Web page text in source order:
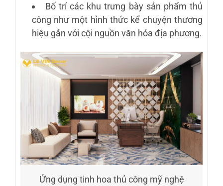
Bố trí các khu trưng bày sản phẩm thủ
công như một hình thức kể chuyện thương
hiệu gắn với cội nguồn văn hóa địa phương.
Ứng dụng tinh hoa thủ công mỹ nghệ